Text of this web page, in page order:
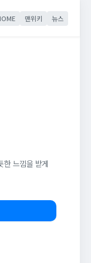
맨위키 뉴스
한 느낌을 받게